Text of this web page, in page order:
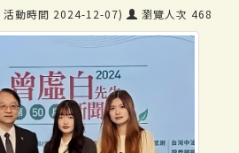
活動時間 2024-12-07) 瀏覽人次 468